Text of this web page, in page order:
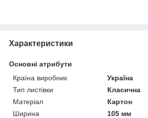
Характеристики
Основні атрибути
Країна виробник
Україна
Тип листівки
Класична
Матеріал
Картон
Ширина
105 мм